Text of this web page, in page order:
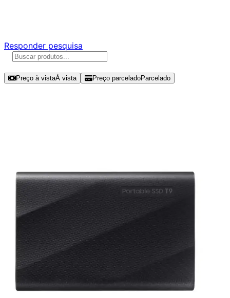
Responder pesquisa
Preço à vistaÀ vista Preço parceladoParcelado